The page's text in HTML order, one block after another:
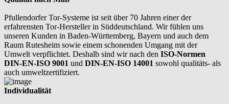
Pfullendorfer Tor-Systeme ist seit über 70 Jahren einer der
erfahrensten Tor-Hersteller in Süddeutschland. Wir fühlen uns
unseren Kunden in Baden-Württemberg, Bayern und auch dem
Raum Rutesheim sowie einem schonenden Umgang mit der
Umwelt verpflichtet. Deshalb sind wir nach den ISO-Normen
DIN-EN-ISO 9001 und DIN-EN-ISO 14001 sowohl qualitäts- als
auch umweltzertifiziert.
Individualität